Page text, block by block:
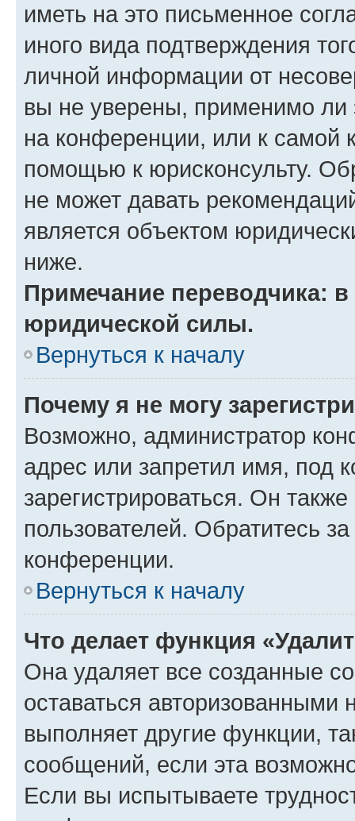
иметь на это письменное
иного вида подтверждения
личной информации от
вы не уверены, применимо ли
на конференции, или к самой
помощью к юрисконсульту.
не может давать
является объектом
ниже.
Примечание переводчика:
юридической силы.
Вернуться к началу
Почему я не могу
Возможно, администратор
адрес или запретил имя, под
зарегистрироваться. Он
пользователей. Обратитесь
конференции.
Вернуться к началу
Что делает функция
Она удаляет все созданные
оставаться авторизованными
выполняет другие функции,
сообщений, если эта
Если вы испытываете